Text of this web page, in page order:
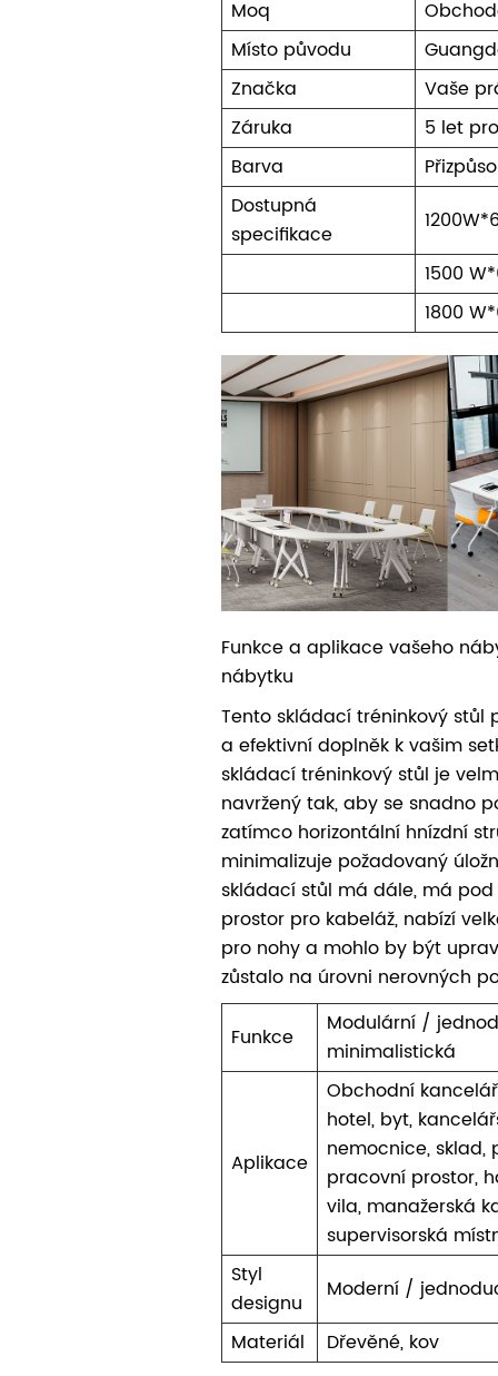
Moq
Místo původu
Značka
Vaše
Záruka
5 let
Barva
Dostupná
specifikace
1500
1800
Funkce a aplikace vašeho
nábytku
Tento skládací tréninkový stůl
a efektivní doplněk k vašim
skládací tréninkový stůl je
navržený tak, aby se snadno
zatímco horizontální hnízdní
minimalizuje požadovaný
skládací stůl má dále, má
prostor pro kabeláž, nabízí
pro nohy a mohlo by být
zůstalo na úrovni nerovných
Funkce
Modulární /
minimalistická
Aplikace
Obchodní
hotel, byt,
nemocnice, sklad,
pracovní prostor,
vila, manažerská
supervisorská
Styl
designu
Moderní /
Materiál
Dřevěné, kov